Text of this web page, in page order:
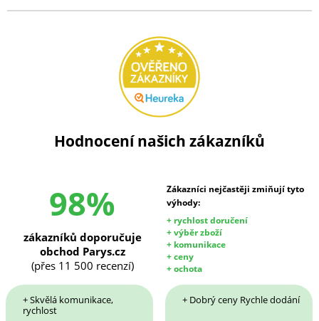
Hodnocení našich zákazníků
98%
Zákazníci nejčastěji zmiňují tyto
výhody:
+ rychlost doručení
+ výběr zboží
+ komunikace
+ ceny
+ ochota
zákazníků doporučuje
obchod Parys.cz
(přes 11 500 recenzí)
+ Skvělá komunikace,
rychlost
+ Dobrý ceny Rychle dodání